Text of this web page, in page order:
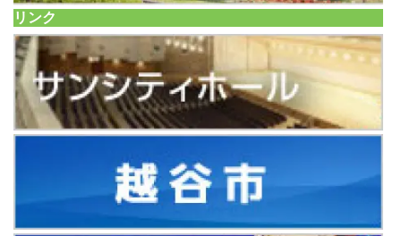
リンク